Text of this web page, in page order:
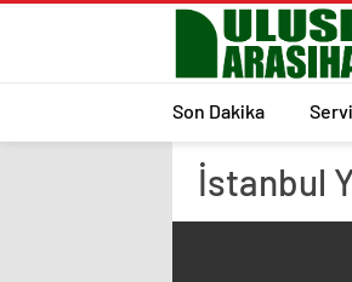
Son Dakika
İstanbul